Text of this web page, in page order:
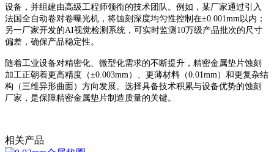
设备，并组建由高级工程师领衔的技术团队。例如，某厂家通过引入
法国全自动卷对卷曝光机，将蚀刻深度均匀性控制在±0.001mm以内；
另一厂家开发的AI视觉检测系统，可实时监测10万级产品批次的尺寸
偏差，确保产品稳定性。
随着工业设备对精密化、微型化需求的不断提升，精密金属垫片蚀刻
加工正朝着更高精度（±0.003mm）、更薄材料（0.01mm）和更复杂结
构（三维异形曲面）方向发展。选择具备技术积累与设备优势的蚀刻
厂家，是保障精密金属垫片制造质量的关键。
相关产品